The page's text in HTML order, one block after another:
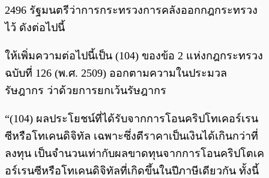
2496 รัฐมนตรีว่าการกระทรวงการคลังออกกฎกระทรวง
ไว้ ดังต่อไปนี้
ให้เพิ่มความต่อไปนี้เป็น (104) ของข้อ 2 แห่งกฎกระทรวง
ฉบับที่ 126 (พ.ศ. 2509) ออกตามความในประมวล
รัษฎากร ว่าด้วยการยกเว้นรัษฎากร
“(104) ผลประโยชน์ที่ได้รับจากการโอนคริปโทเคอร์เรน
ซีหรือโทเคนดิจิทัล เฉพาะซึ่งตีราคาเป็นเงินได้เกินกว่าที่
ลงทุน เป็นจำนวนเท่ากับผลขาดทุนจากการโอนคริปโตเค
อร์เรนซีหรือโทเคนดิจิทัลที่เกิดขึ้นในปีภาษีเดียวกัน ทั้งนี้